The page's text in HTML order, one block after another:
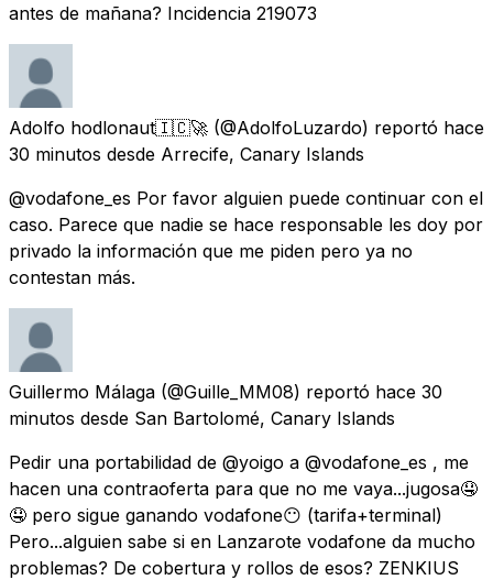
antes de mañana? Incidencia 219073
Adolfo hodlonaut🇮🇨🚀 (@AdolfoLuzardo) reportó hace
30 minutos desde Arrecife, Canary Islands
@vodafone_es Por favor alguien puede continuar con el
caso. Parece que nadie se hace responsable les doy por
privado la información que me piden pero ya no
contestan más.
Guillermo Málaga (@Guille_MM08) reportó hace 30
minutos desde San Bartolomé, Canary Islands
Pedir una portabilidad de @yoigo a @vodafone_es , me
hacen una contraoferta para que no me vaya...jugosa🤤
🤤 pero sigue ganando vodafone😶 (tarifa+terminal)
Pero...alguien sabe si en Lanzarote vodafone da mucho
problemas? De cobertura y rollos de esos? ZENKIUS